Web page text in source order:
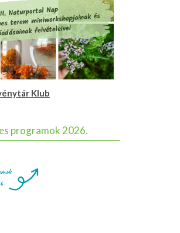
Klub
programok 2026.